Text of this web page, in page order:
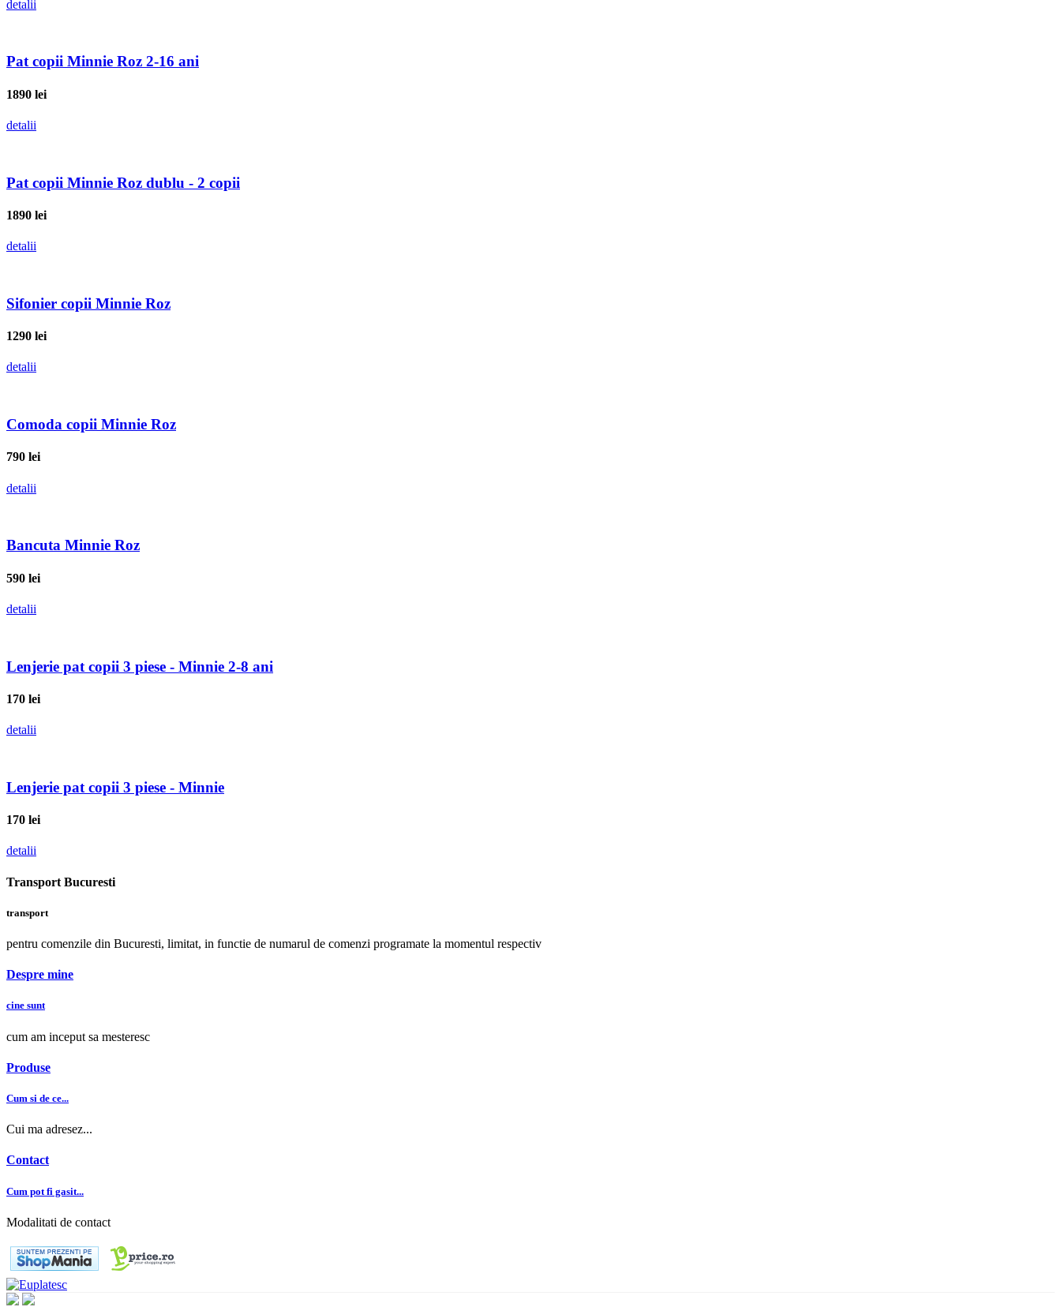
detalii
Pat copii Minnie Roz 2-16 ani
1890 lei
detalii
Pat copii Minnie Roz dublu - 2 copii
1890 lei
detalii
Sifonier copii Minnie Roz
1290 lei
detalii
Comoda copii Minnie Roz
790 lei
detalii
Bancuta Minnie Roz
590 lei
detalii
Lenjerie pat copii 3 piese - Minnie 2-8 ani
170 lei
detalii
Lenjerie pat copii 3 piese - Minnie
170 lei
detalii
Transport Bucuresti
transport
pentru comenzile din Bucuresti, limitat, in functie de numarul de comenzi programate la momentul respectiv
Despre mine
cine sunt
cum am inceput sa mesteresc
Produse
Cum si de ce...
Cui ma adresez...
Contact
Cum pot fi gasit...
Modalitati de contact